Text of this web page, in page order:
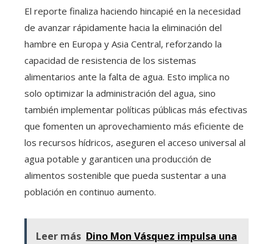
El reporte finaliza haciendo hincapié en la necesidad
de avanzar rápidamente hacia la eliminación del
hambre en Europa y Asia Central, reforzando la
capacidad de resistencia de los sistemas
alimentarios ante la falta de agua. Esto implica no
solo optimizar la administración del agua, sino
también implementar políticas públicas más efectivas
que fomenten un aprovechamiento más eficiente de
los recursos hídricos, aseguren el acceso universal al
agua potable y garanticen una producción de
alimentos sostenible que pueda sustentar a una
población en continuo aumento.
Leer más Dino Mon Vásquez impulsa una